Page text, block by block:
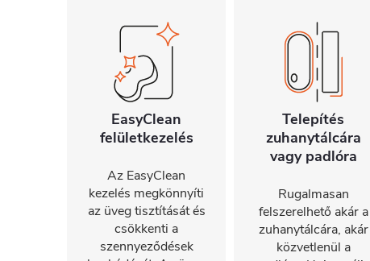
EasyClean
felületkezelés
Az EasyClean
kezelés megkönnyíti
az üveg tisztítását és
csökkenti a
szennyeződések
Telepítés
zuhanytálcára
vagy padlóra
Rugalmasan
felszerelhető akár a
zuhanytálcára, akár
közvetlenül a